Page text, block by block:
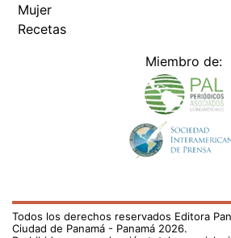
Mujer
Recetas
Miembro de:
Todos los derechos reservados Editora
Ciudad de Panamá - Panamá 2026.